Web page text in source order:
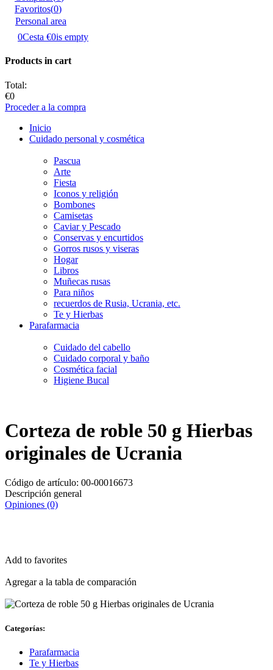
Favoritos(0)
Personal area
0Cesta €0is empty
Products in cart
Total:
€0
Proceder a la compra
Inicio
Cuidado personal y cosmética
Pascua
Аrte
Fiesta
Iconos y religión
Bombones
Camisetas
Caviar y Pescado
Conservas y encurtidos
Gorros rusos y viseras
Hogar
Libros
Muñecas rusas
Para niños
recuerdos de Rusia, Ucrania, etc.
Te y Hierbas
Parafarmacia
Cuidado del cabello
Cuidado corporal y baño
Cosmética facial
Higiene Bucal
Corteza de roble 50 g Hierbas
originales de Ucrania
Código de artículo: 00-00016673
Descripción general
Opiniones (0)
Add to favorites
Agregar a la tabla de comparación
Categorías:
Parafarmacia
Te y Hierbas